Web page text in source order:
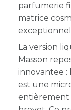
parfumerie
matrice
La version
Masson
innovantee :
est une